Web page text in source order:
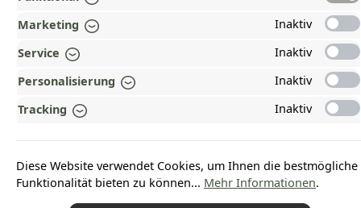
AUSGEZEICHNET UND ZERTIFIZIERT!
WARUM HEAD-SHOP.DE?
Marketing
Inaktiv
Service
Inaktiv
Personalisierung
Inaktiv
Tracking
Inaktiv
Diese Website verwendet Cookies, um Ihnen die bestmögliche
Funktionalität bieten zu können... Mehr Informationen.